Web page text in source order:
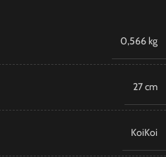
0,566 kg
27 cm
KoiKoi